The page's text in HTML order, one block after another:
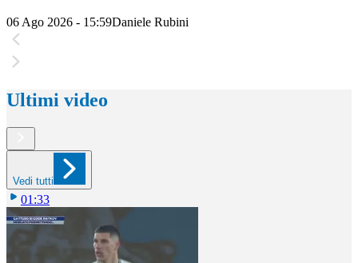
06 Ago 2026 - 15:59Daniele Rubini
Ultimi video
Vedi tutti
01:33